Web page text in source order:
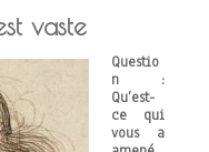
vaste
Questio
n :
Qu’est-
ce qui
vous a